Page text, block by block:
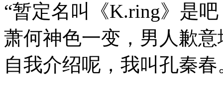
“暂定名叫《K.ring》是
萧何神色一变，男人歉
自我介绍呢，我叫孔秦春